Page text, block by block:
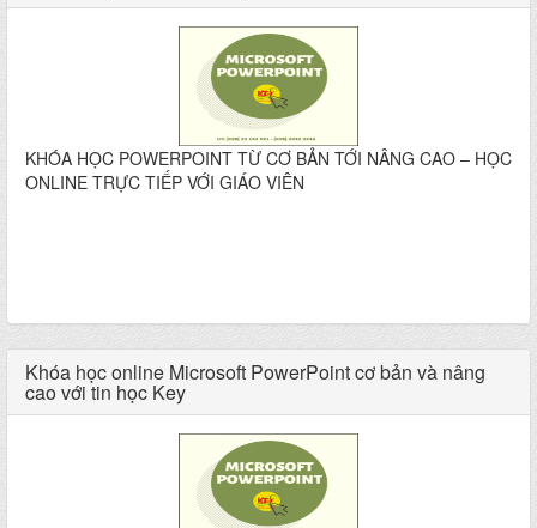
KHÓA HỌC POWERPOINT TỪ CƠ BẢN TỚI NÂNG CAO – HỌC
ONLINE TRỰC TIẾP VỚI GIÁO VIÊN
Khóa học online Microsoft PowerPoint cơ bản và nâng
cao với tin học Key